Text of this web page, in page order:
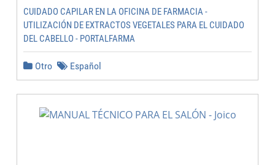
CUIDADO CAPILAR EN LA OFICINA DE FARMACIA -
UTILIZACIÓN DE EXTRACTOS VEGETALES PARA EL CUIDADO
DEL CABELLO - PORTALFARMA
Otro Español